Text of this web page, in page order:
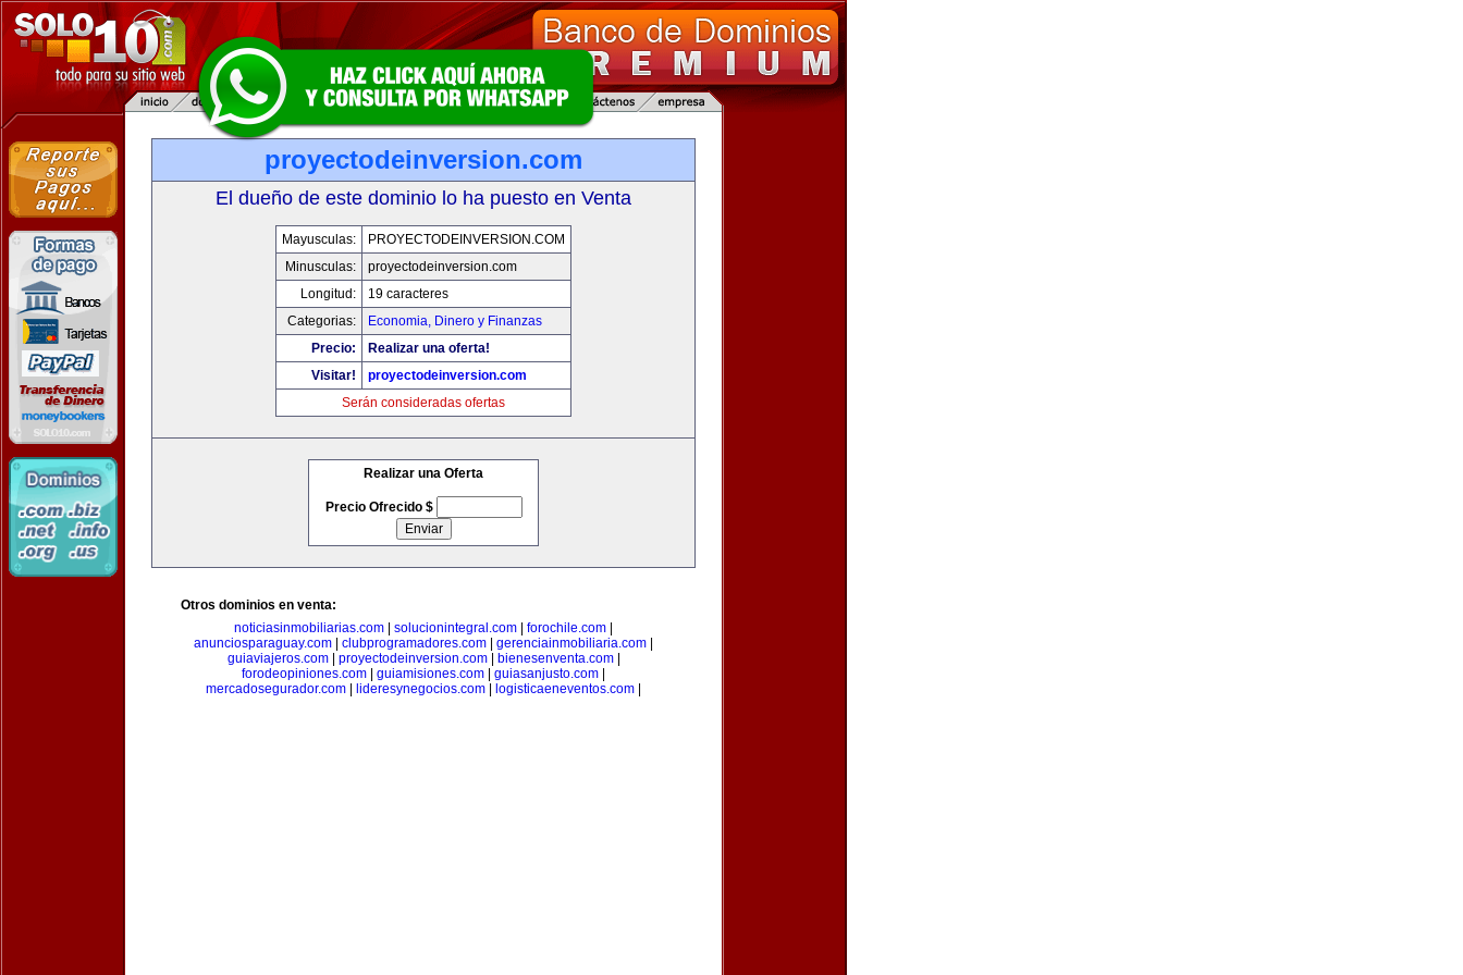
proyectodeinversion.com
El dueño de este dominio lo ha puesto en Venta
Mayusculas:
PROYECTODEINVERSION.COM
Minusculas:
proyectodeinversion.com
Longitud:
19 caracteres
Categorias:
Economia, Dinero y Finanzas
Precio:
Realizar una oferta!
Visitar!
proyectodeinversion.com
Serán consideradas ofertas
Realizar una Oferta
Precio Ofrecido $
Otros dominios en venta:
noticiasinmobiliarias.com
solucionintegral.com forochile.com
anunciosparaguay.com
clubprogramadores.com gerenciainmobiliaria.com
guiaviajeros.com| proyectodeinversion.com| bienesenventa.com|
forodeopiniones.com
guiamisiones.com guiasanjusto.com
mercadosegurador.com
lideresynegocios.com logisticaeneventos.com